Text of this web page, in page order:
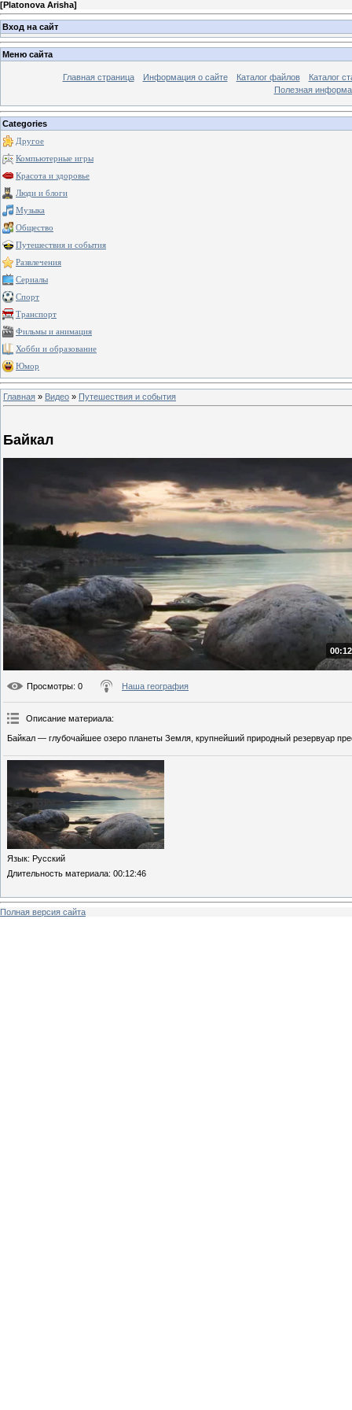
[Platonova Arisha]
Вход на сайт
Меню сайта
Главная страница Информация о сайте Каталог файлов
Каталог
Полезная
Categories
Другое
Компьютерные игры
Красота и здоровье
Люди и блоги
Музыка
Общество
Путешествия и события
Развлечения
Сериалы
Спорт
Транспорт
Фильмы и анимация
Хобби и образование
Юмор
Главная » Видео » Путешествия и события
Байкал
Просмотры: 0 Наша география
Описание материала:
Байкал — глубочайшее озеро планеты Земля, крупнейший природный резервуар
Язык: Русский
Длительность материала: 00:12:46
Полная версия сайта